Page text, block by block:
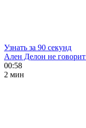
Узнать за 90 секунд
Ален Делон не
00:58
2 мин